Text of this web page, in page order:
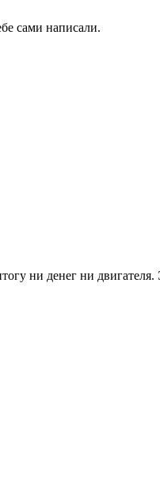
сами написали.
ни денег ни